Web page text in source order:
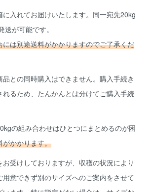
に入れてお届けいたします。同一宛先20kg
が可能です。
は別途送料がかかりますのでご了承くだ
品との同時購入はできません。購入手続き
るため、たんかんとは分けてご購入手続
の組み合わせはひとつにまとめるのが困
がかかります。
お受けしておりますが、収穫の状況により
意できず別のサイズへのご案内をさせて